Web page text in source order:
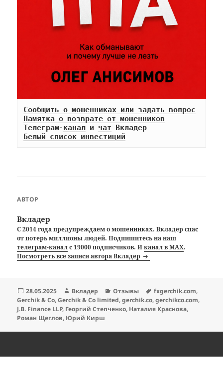
Сообщить о мошенниках или задать вопрос
Памятка о возврате от мошенников
Телеграм-канал и чат
Белый список инвестиций
АВТОР
Вкладер
С 2014 года предупреждаем о мошенниках. Вкладер спас
от потерь миллионы людей. Подпишитесь на наш
телеграм-каналс 19000 подписчиков. Иканал в MAX.
Посмотреть все записи автора Вкладер
Опубликовано
28.05.2025 Автор
Вкладер Рубрики
Отзывы Метки
fxgerchik.com,
Gerchik & Co,Gerchik & Co limited,gerchik.co,gerchikco.com,
J.B. Finance LLP, Георгий Степченко, Наталия Краснова,
Роман Щеглов, Юрий Кирш